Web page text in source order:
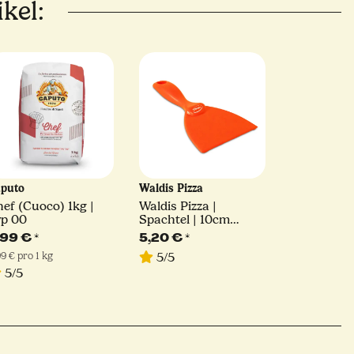
(Cuoco) 1kg |
00
€*
€ pro 1 kg
5/5
Waldis Pizza
Waldis Pizza |
Spachtel | 10cm
Breite
5,20 €*
5/5